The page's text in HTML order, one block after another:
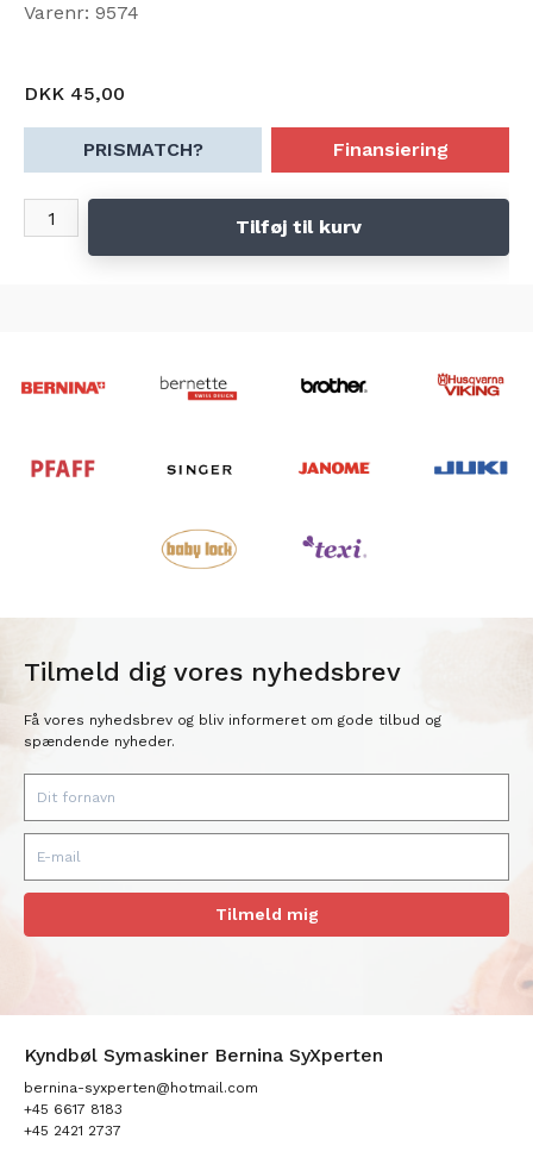
Varenr: 9574
DKK 45,00
PRISMATCH? Finansiering
Tilføj til kurv
Tilmeld dig vores nyhedsbrev
Få vores nyhedsbrev og bliv informeret om gode tilbud og
spændende nyheder.
Tilmeld mig
Kyndbøl Symaskiner Bernina SyXperten
bernina-syxperten@hotmail.com
+45 6617 8183
+45 2421 2737